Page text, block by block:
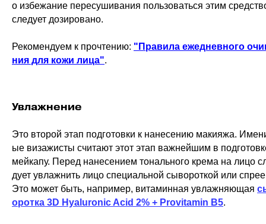
о избежание пересушивания пользоваться этим
следует дозировано.
Рекомендуем к прочтению: "Правила ежедневного
ния для кожи лица".
Увлажнение
Это второй этап подготовки к нанесению макияжа.
ые визажисты считают этот этап важнейшим в
мейкапу. Перед нанесением тонального крема на лицо
дует увлажнить лицо специальной сывороткой или
Это может быть, например, витаминная увлажняющая
оротка 3D Hyaluronic Acid 2% + Provitamin B5.